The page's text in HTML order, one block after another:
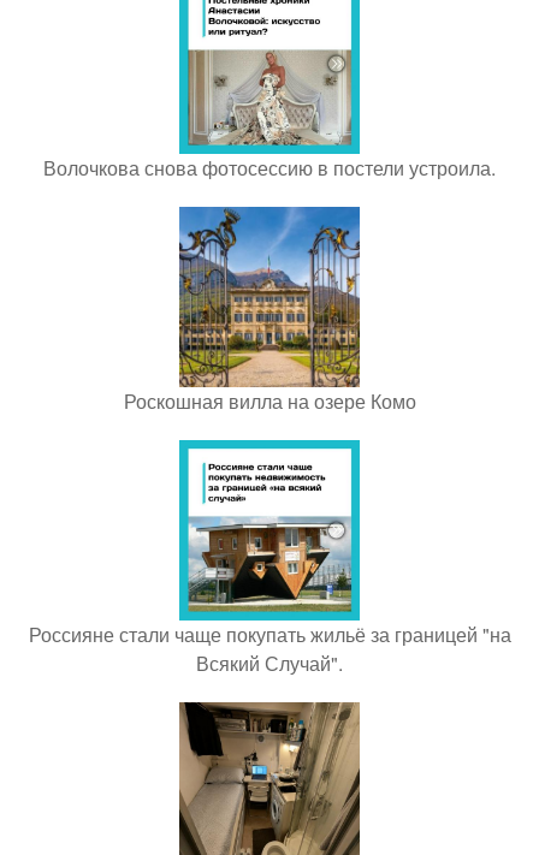
Волочкова снова фотосессию в постели устроила.
Роскошная вилла на озере Комо
Россияне стали чаще покупать жильё за границей "на
Всякий Случай".